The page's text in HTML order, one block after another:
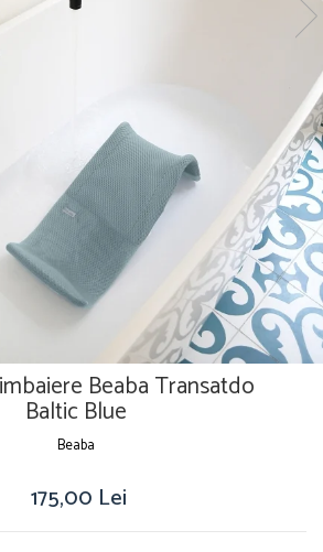
Beaba Transatdo
Baltic Blue
Beaba
175,00 Lei